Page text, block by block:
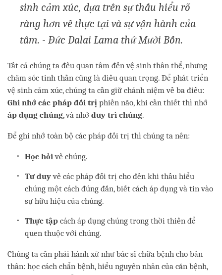
sinh cảm xúc, dựa trên sự thấu hiểu rõ
ràng hơn về thực tại và sự vận hành của
tâm. - Đức Dalai Lama thứ Mười Bốn.
Tất cả chúng ta đều quan tâm đến vệ sinh thân thể, nhưng
chăm sóc tinh thần cũng là điều quan trọng. Để phát triển
vệ sinh cảm xúc, chúng ta cần giữ chánh niệm về ba điều:
Ghi nhớ các pháp đối trị phiền não, khi cần thiết thì nhớ
áp dụng chúng, và nhớ duy trì chúng.
Để ghi nhớ toàn bộ các pháp đối trị thì chúng ta nên:
Học hỏivề chúng.
Tư duyvề các pháp đối trị cho đến khi thấu hiểu
chúng một cách đúng đắn, biết cách áp dụng và tin vào
sự hữu hiệu của chúng.
Thực tậpcách áp dụng chúng trong thời thiền để
quen thuộc với chúng.
Chúng ta cần phải hành xử như bác sĩ chữa bệnh cho bản
thân: học cách chẩn bệnh, hiểu nguyên nhân của căn bệnh,